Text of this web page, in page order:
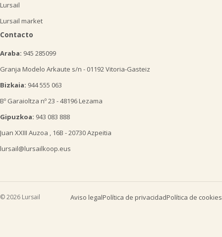
Lursail
Lursail market
Contacto
Araba: 945 285099
Granja Modelo Arkaute s/n - 01192 Vitoria-Gasteiz
Bizkaia: 944 555 063
Bº Garaioltza nº 23 - 48196 Lezama
Gipuzkoa: 943 083 888
Juan XXIII Auzoa , 16B - 20730 Azpeitia
lursail@lursailkoop.eus
© 2026 Lursail Aviso legalPolítica de privacidadPolítica de cookies